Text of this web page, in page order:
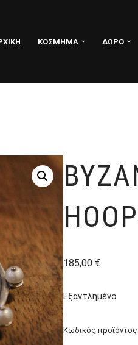
ΚΟΣΜΗΜΑ ΔΩΡΟ
185,00 €
Εξαντλημένο
Κωδικός προϊόντος: